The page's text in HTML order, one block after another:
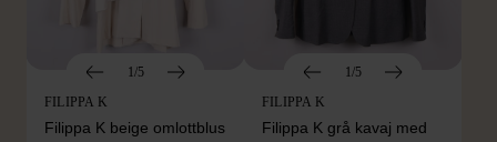
1/5
FILIPPA K
Filippa K beige omlottblus
1/5
FILIPPA K
Filippa K grå kavaj med